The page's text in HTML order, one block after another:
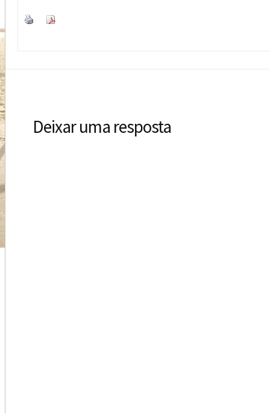
Deixar uma resposta